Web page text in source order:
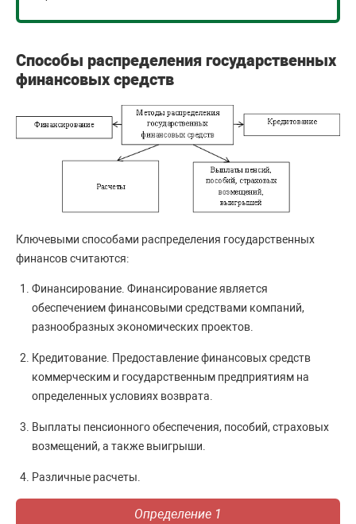
Способы распределения государственных
финансовых средств
Ключевыми способами распределения государственных
финансов считаются:
Финансирование. Финансирование является
обеспечением финансовыми средствами компаний,
разнообразных экономических проектов.
Кредитование. Предоставление финансовых средств
коммерческим и государственным предприятиям на
определенных условиях возврата.
Выплаты пенсионного обеспечения, пособий, страховых
возмещений, а также выигрыши.
Различные расчеты.
Определение 1